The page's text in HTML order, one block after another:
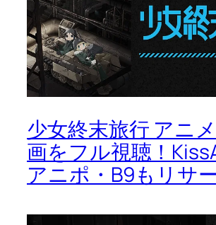
少女終末旅行 アニ
画をフル視聴！
アニポ・B9もリサ